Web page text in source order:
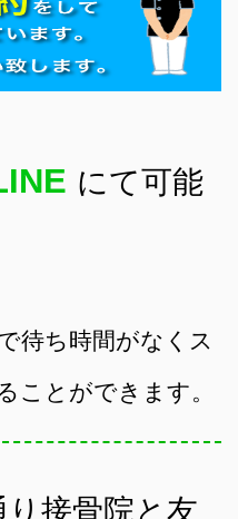
にて可能
待ち時間がなくス
ことができます。
り接骨院と友